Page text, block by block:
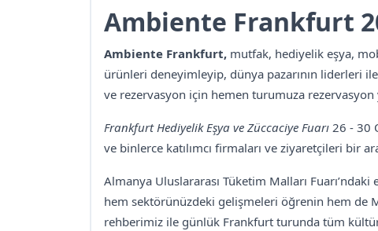
Ambiente Frankfurt
Ambiente Frankfurt, mutfak, hediyelik eşya,
ürünleri deneyimleyip, dünya pazarının liderleri
ve rezervasyon için hemen turumuza rezervasyon
Frankfurt Hediyelik Eşya ve Züccaciye Fuarı 26 - 30
ve binlerce katılımcı firmaları ve ziyaretçileri bir
Almanya Uluslararası Tüketim Malları
hem sektörünüzdeki gelişmeleri öğrenin hem de
rehberimiz ile günlük Frankfurt turunda tüm